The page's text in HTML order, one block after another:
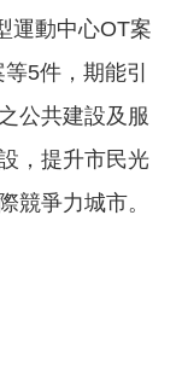
運動中心OT案
5件，期能引
公共建設及服
，提升市民光
競爭力城市。